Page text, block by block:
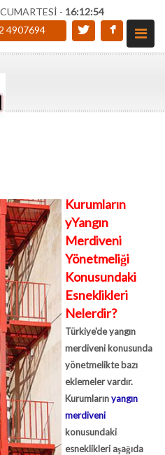
- 16:12:55
4907694
Kurumların
yYangın
Merdiveni
Yönetmeliği
Konusundaki
Esneklikleri
Nelerdir?
Türkiye'de yangın
merdiveni konusunda
yönetmelikte bazı
eklemeler vardır.
Kurumlarınyangın
merdiveni
konusundaki
esneklikleri aşağıda